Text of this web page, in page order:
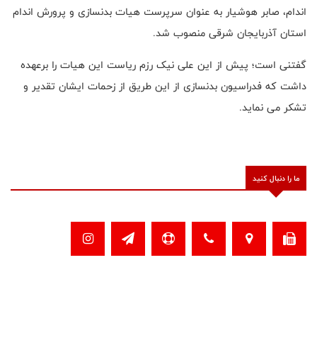
اندام، صابر هوشیار به عنوان سرپرست هیات بدنسازی و پرورش اندام
استان آذربایجان شرقی منصوب شد.
گفتنی است؛ پیش از این علی نیک رزم ریاست این هیات را برعهده
داشت که فدراسیون بدنسازی از این طریق از زحمات ایشان تقدیر و
تشکر می نماید.
ما را دنبال کنید